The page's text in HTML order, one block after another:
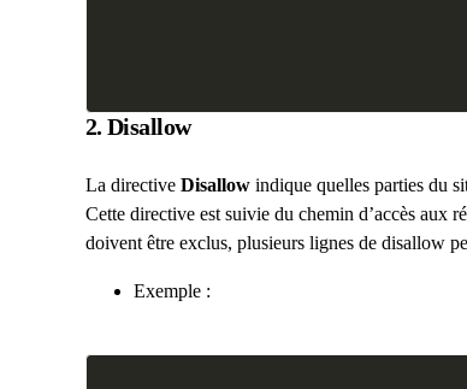
2. Disallow
La directive Disallowindique quelles parties du
Cette directive est suivie du chemin d’accès aux
doivent être exclus, plusieurs lignes de disallow
Exemple :